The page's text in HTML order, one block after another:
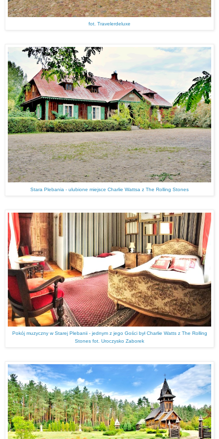
fot. Travelerdeluxe
Stara Plebania - ulubione miejsce Charlie Wattsa z The Rolling Stones
Pokój muzyczny w Starej Plebanii - jednym z jego Gości był Charlie Watts z The Rolling
Stones fot. Uroczysko Zaborek